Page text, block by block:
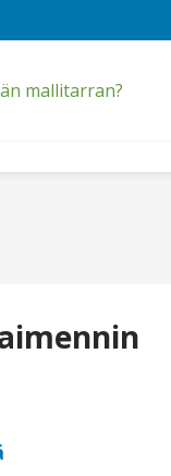
mallitarran?